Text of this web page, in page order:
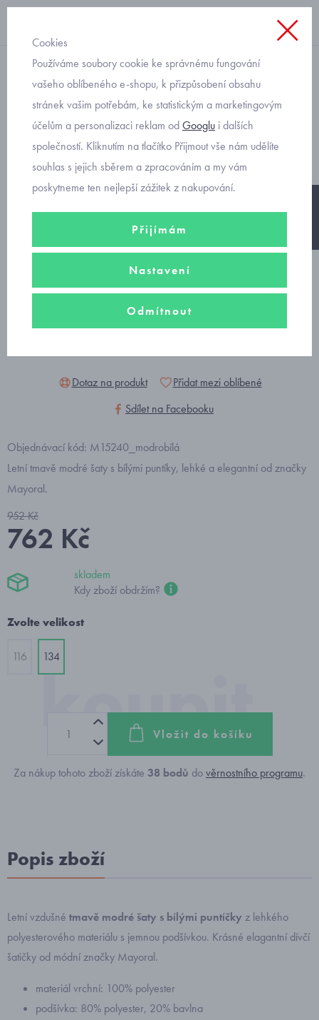
letní šaty
dětské puntíkaté šaty
Mayoral 3957
Dotaz na produkt
Přidat mezi oblíbené
Sdílet na Facebooku
Objednávací kód: M15240_modrobílá
Letní tmavě modré šaty s bílými puntíky, lehké a elegantní od značky
Mayoral.
952 Kč
762 Kč
skladem
Kdy zboží obdržím?
Zvolte velikost
116 134
Vložit do košíku
Za nákup tohoto zboží získáte 38 bodů dověrnostního programu.
Popis zboží
Letní vzdušné tmavě modré šaty s bílými puntíčky z lehkého
polyesterového materiálu s jemnou podšívkou. Krásné elagantní dívčí
šatičky od módní značky Mayoral.
materiál vrchní: 100% polyester
podšívka: 80% polyester, 20% bavlna
Cookies
Používáme soubory cookie ke správnému fungování
vašeho oblíbeného e-shopu, k přizpůsobení obsahu
stránek vašim potřebám, ke statistickým a marketingovým
účelům a personalizaci reklam odGooglu i dalších
společností. Kliknutím na tlačítko Přijmout vše nám udělíte
souhlas s jejich sběrem a zpracováním a my vám
poskytneme ten nejlepší zážitek z nakupování.
Přijímám
Nastavení
Odmítnout